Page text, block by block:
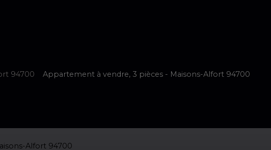
94700 Appartement à vendre, 3 pièces - Maisons-Alfort 94700